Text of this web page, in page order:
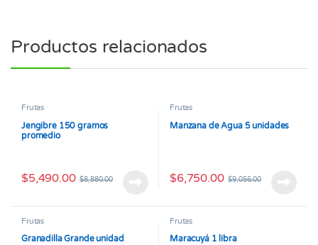
Productos relacionados
Frutas
Jengibre 150 gramos
promedio
$5,490.00 $8,880.00
Frutas
Manzana de Agua 5 unidades
$6,750.00 $9,056.00
Frutas
Granadilla Grande unidad
Frutas
Maracuyá 1 libra